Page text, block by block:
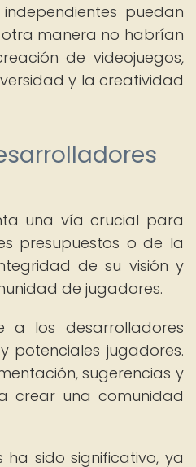
puedan
manera no habrían
de videojuegos,
y la creatividad
una vía crucial para
presupuestos o de la
de su visión y
de jugadores.
a los desarrolladores
potenciales jugadores.
sugerencias y
crear una comunidad
sido significativo, ya